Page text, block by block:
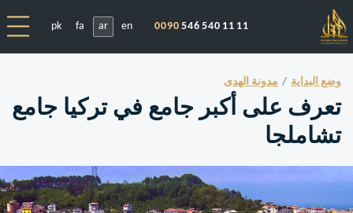
0090 546 540 11 11
en
ar
fa
pk
وضع البداية مدونة الهدى
تعرف على أكبر جامع في تركيا جامع
تشاملجا